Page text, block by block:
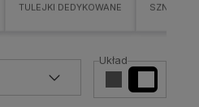
TULEJKI DEDYKOWANE
Układ